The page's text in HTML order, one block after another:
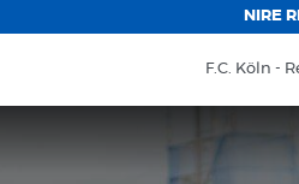
NIRE
F.C. Köln